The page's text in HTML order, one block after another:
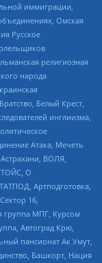
иммиграции,
Омская
Русское
религиозная
народа
Белый Крест,
инглиизма,
Атака, Мечеть
ВОЛЯ,
ТОЙС, О
Артподготовка,
16,
группа МПГ, Курсом
Автоград Крю,
пансионат Ак Умут,
Башкорт, Нация